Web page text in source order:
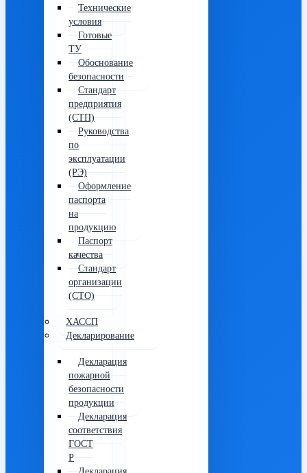
Технические
условия
Готовые
ТУ
Обоснование
безопасности
Стандарт
предприятия
(СТП)
Руководства
по
эксплуатации
(РЭ)
Оформление
паспорта
на
продукцию
Паспорт
качества
Стандарт
организации
(СТО)
ХАССП
Декларирование
Декларация
пожарной
безопасности
продукции
Декларация
соответствия
ГОСТ
Р